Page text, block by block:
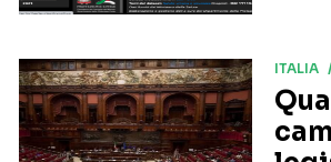
ITALIA